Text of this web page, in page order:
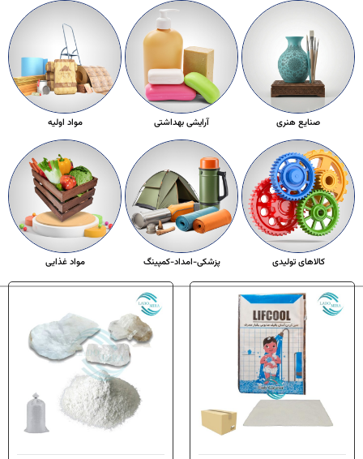
صنایع هنری آرایشی بهداشتی مواد اولیه
کالاهای تولیدی پزشکی-امداد-کمپینگ مواد غذایی